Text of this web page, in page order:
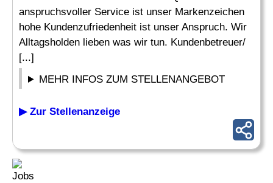
anspruchsvoller Service ist unser Markenzeichen
hohe Kundenzufriedenheit ist unser Anspruch. Wir
Alltagsholden lieben was wir tun. Kundenbetreuer/
[...]
MEHR INFOS ZUM STELLENANGEBOT
▶ Zur Stellenanzeige